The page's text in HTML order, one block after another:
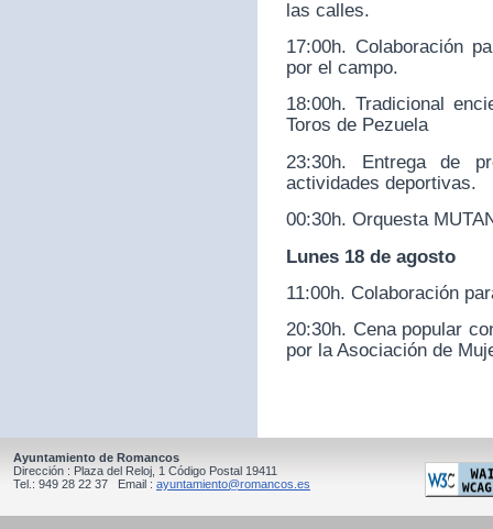
las calles.
17:00h. Colaboración
por el campo.
18:00h. Tradicional
Toros de Pezuela
23:30h. Entrega de
actividades deportivas.
00:30h. Orquesta
Lunes 18 de agosto
11:00h. Colaboración
20:30h. Cena popular
por la Asociación de
Ayuntamiento de Romancos
Dirección : Plaza del Reloj, 1 Código Postal 19411
Tel.: 949 28 22 37 Email : ayuntamiento@romancos.es